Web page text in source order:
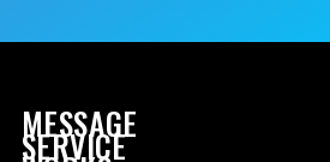
MESSAGE
SERVICE